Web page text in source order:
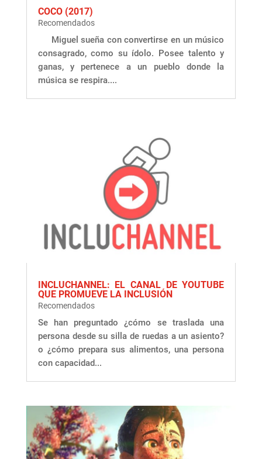
COCO (2017)
Recomendados
Miguel sueña con convertirse en un músico
consagrado, como su ídolo. Posee talento y
ganas, y pertenece a un pueblo donde la
música se respira....
INCLUCHANNEL: EL CANAL DE YOUTUBE
QUE PROMUEVE LA INCLUSIÓN
Recomendados
Se han preguntado ¿cómo se traslada una
persona desde su silla de ruedas a un asiento?
o ¿cómo prepara sus alimentos, una persona
con capacidad...